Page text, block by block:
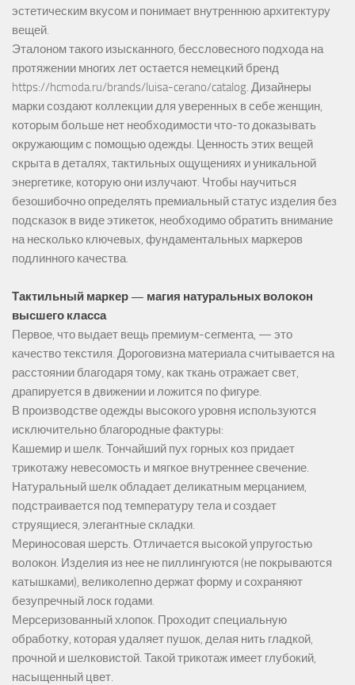
эстетическим вкусом и понимает внутреннюю архитектуру
вещей.
Эталоном такого изысканного, бессловесного подхода на
протяжении многих лет остается немецкий бренд
https://hcmoda.ru/brands/luisa-cerano/catalog. Дизайнеры
марки создают коллекции для уверенных в себе женщин,
которым больше нет необходимости что-то доказывать
окружающим с помощью одежды. Ценность этих вещей
скрыта в деталях, тактильных ощущениях и уникальной
энергетике, которую они излучают. Чтобы научиться
безошибочно определять премиальный статус изделия без
подсказок в виде этикеток, необходимо обратить внимание
на несколько ключевых, фундаментальных маркеров
подлинного качества.
Тактильный маркер — магия натуральных волокон
высшего класса
Первое, что выдает вещь премиум-сегмента, — это
качество текстиля. Дороговизна материала считывается на
расстоянии благодаря тому, как ткань отражает свет,
драпируется в движении и ложится по фигуре.
В производстве одежды высокого уровня используются
исключительно благородные фактуры:
Кашемир и шелк. Тончайший пух горных коз придает
трикотажу невесомость и мягкое внутреннее свечение.
Натуральный шелк обладает деликатным мерцанием,
подстраивается под температуру тела и создает
струящиеся, элегантные складки.
Мериносовая шерсть. Отличается высокой упругостью
волокон. Изделия из нее не пиллингуются (не покрываются
катышками), великолепно держат форму и сохраняют
безупречный лоск годами.
Мерсеризованный хлопок. Проходит специальную
обработку, которая удаляет пушок, делая нить гладкой,
прочной и шелковистой. Такой трикотаж имеет глубокий,
насыщенный цвет.